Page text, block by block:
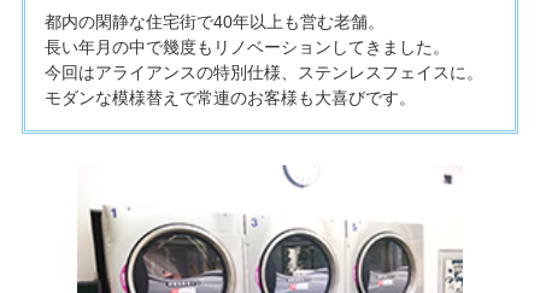
都内の閑静な住宅街で40年以上も営む老舗。
長い年月の中で幾度もリノベーションしてきました。
今回はアライアンスの特別仕様、ステンレスフェイスに。
モダンな模様替えで常連のお客様も大喜びです。